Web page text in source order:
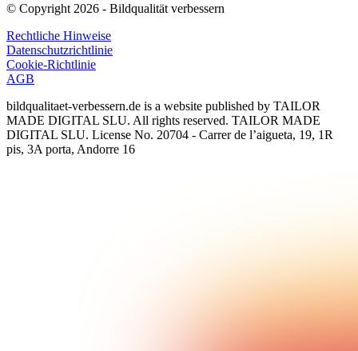
© Copyright 2026 - Bildqualität verbessern
Rechtliche Hinweise
Datenschutzrichtlinie
Cookie-Richtlinie
AGB
bildqualitaet-verbessern.de is a website published by TAILOR
MADE DIGITAL SLU. All rights reserved. TAILOR MADE
DIGITAL SLU. License No. 20704 - Carrer de l’aigueta, 19, 1R
pis, 3A porta, Andorre 16